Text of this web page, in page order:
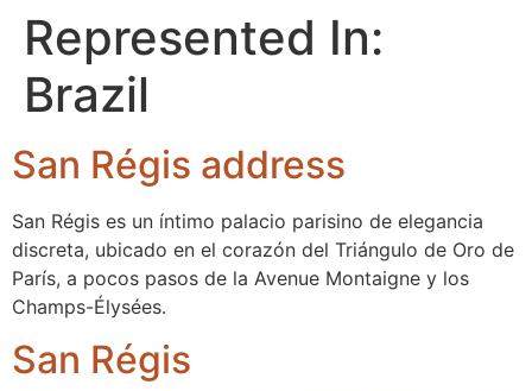
Represented In:
Brazil
San Régis address
San Régis es un íntimo palacio parisino de elegancia
discreta, ubicado en el corazón del Triángulo de Oro de
París, a pocos pasos de la Avenue Montaigne y los
Champs-Élysées.
San Régis